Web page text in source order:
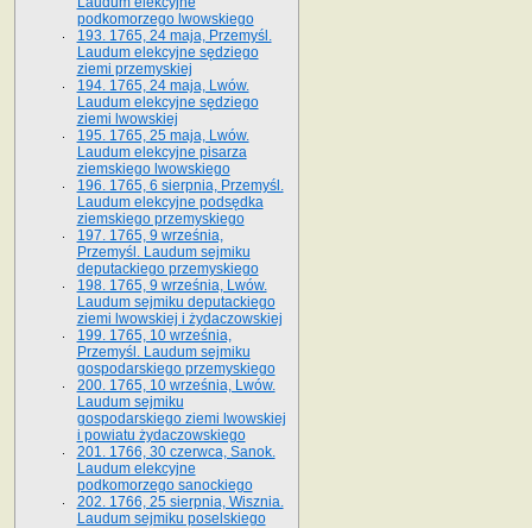
podkomorzego lwowskiego
193. 1765, 24 maja, Przemyśl.
Laudum elekcyjne sędziego
ziemi przemyskiej
194. 1765, 24 maja, Lwów.
Laudum elekcyjne sędziego
ziemi lwowskiej
195. 1765, 25 maja, Lwów.
Laudum elekcyjne pisarza
ziemskiego lwowskiego
196. 1765, 6 sierpnia, Przemyśl.
Laudum elekcyjne podsędka
ziemskiego przemyskiego
197. 1765, 9 września,
Przemyśl. Laudum sejmiku
deputackiego przemyskiego
198. 1765, 9 września, Lwów.
Laudum sejmiku deputackiego
ziemi lwowskiej i żydaczowskiej
199. 1765, 10 września,
Przemyśl. Laudum sejmiku
gospodarskiego przemyskiego
200. 1765, 10 września, Lwów.
Laudum sejmiku
gospodarskiego ziemi lwowskiej
i powiatu żydaczowskiego
201. 1766, 30 czerwca, Sanok.
Laudum elekcyjne
podkomorzego sanockiego
202. 1766, 25 sierpnia, Wisznia.
Laudum sejmiku poselskiego